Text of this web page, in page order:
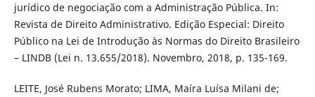
jurídico de negociação com a Administração Pública. In:
Revista de Direito Administrativo. Edição Especial: Direito
Público na Lei de Introdução às Normas do Direito Brasileiro
– LINDB (Lei n. 13.655/2018). Novembro, 2018, p. 135-169.
LEITE, José Rubens Morato; LIMA, Maíra Luísa Milani de;